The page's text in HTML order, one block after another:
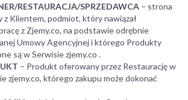
RESTAURACJA/SPRZEDAWCA – strona
z Klientem, podmiot, który nawiązał
z Zjemy.co, na podstawie odrębnie
Umowy Agencyjnej i którego Produkty
są w Serwisie zjemy.co .
– Produkt oferowany przez Restaurację w
zjemy.co, którego zakupu może dokonać